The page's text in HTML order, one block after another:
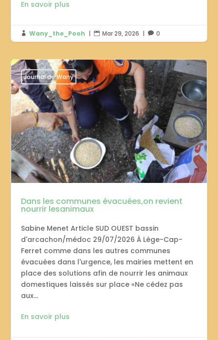
En savoir plus
 Wany_the_Pooh |  Mar 29, 2026 |  0
Journal de Wany
Dans les communes évacuées,on revient
nourrir lesanimaux
Sabine Menet Article SUD OUEST bassin
d'arcachon/médoc 29/07/2026 À Lège-Cap-
Ferret comme dans les autres communes
évacuées dans l'urgence, les mairies mettent en
place des solutions afin de nourrir les animaux
domestiques laissés sur place «Ne cédez pas
aux...
En savoir plus